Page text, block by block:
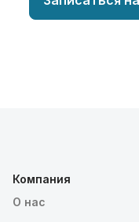
Компания
О нас